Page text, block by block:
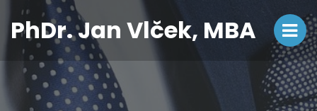
PhDr. Jan Vlček, MBA